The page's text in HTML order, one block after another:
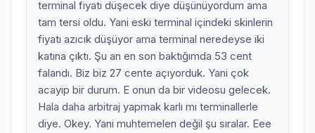
terminal fiyatı düşecek diye düşünüyordum ama
tam tersi oldu. Yani eski terminal içindeki skinlerin
fiyatı azıcık düşüyor ama terminal neredeyse iki
katına çıktı. Şu an en son baktığımda 53 cent
falandı. Biz biz 27 cente açıyorduk. Yani çok
acayip bir durum. E onun da bir videosu gelecek.
Hala daha arbitraj yapmak karlı mı terminallerle
diye. Okey. Yani muhtemelen değil şu sıralar. Eee